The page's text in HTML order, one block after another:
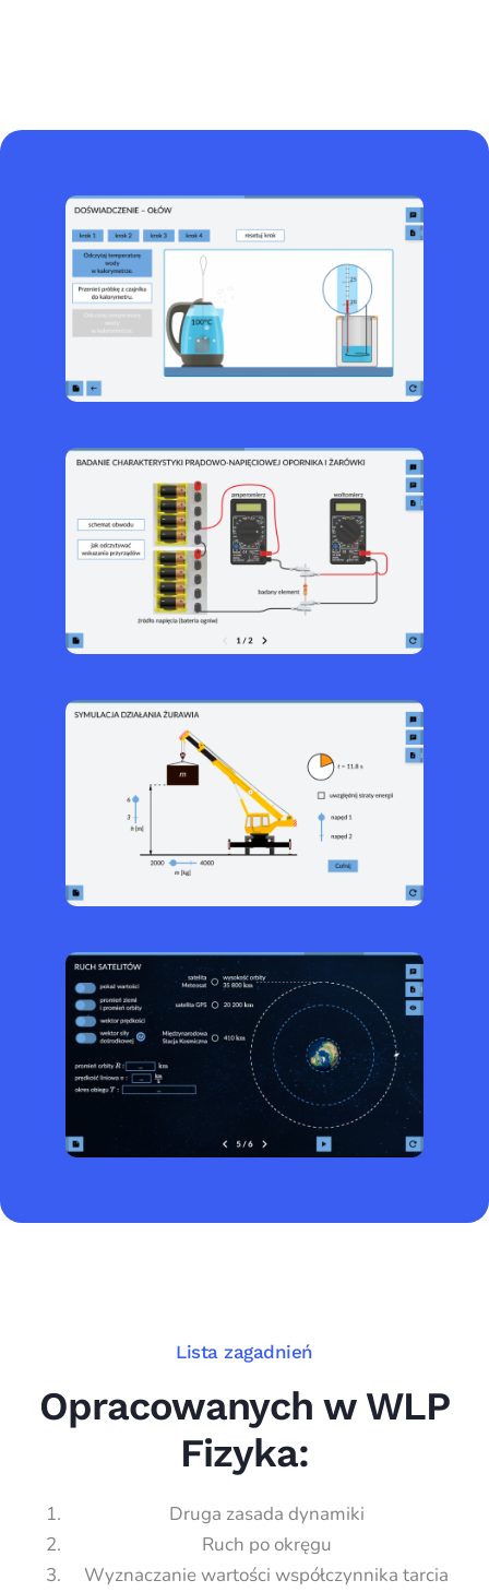
Lista zagadnień
Opracowanych w WLP
Fizyka:
Druga zasada dynamiki
Ruch po okręgu
Wyznaczanie wartości współczynnika tarcia